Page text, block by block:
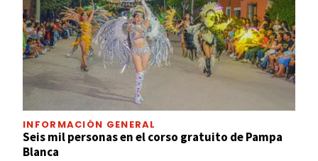
INFORMACIÓN GENERAL
Seis mil personas en el corso gratuito de Pampa
Blanca